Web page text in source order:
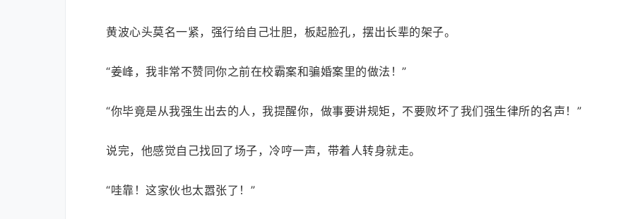
黄波心头莫名一紧，强行给自己壮胆，板起脸孔，摆出长辈的架子。
“姜峰，我非常不赞同你之前在校霸案和骗婚案里的做法！”
“你毕竟是从我强生出去的人，我提醒你，做事要讲规矩，不要败坏了我们强生律所的名声！”
说完，他感觉自己找回了场子，冷哼一声，带着人转身就走。
“哇靠！这家伙也太嚣张了！”